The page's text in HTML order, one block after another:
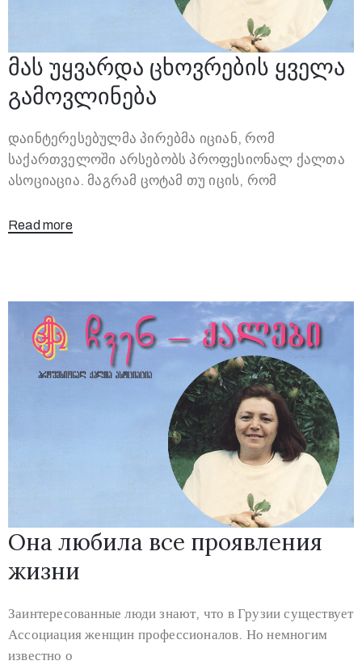
მას უყვარდა ცხოვრების ყველა
გამოვლინება
დაინტერესებულმა პირებმა იციან, რომ
საქართველოში არსებობს პროფესიონალ ქალთა
ასოციაცია. მაგრამ ცოტამ თუ იცის, რომ
Read more
Она любила все проявления
жизни
Заинтересованные люди знают, что в Грузии существует
Ассоциация женщин профессионалов. Но немногим
известно о